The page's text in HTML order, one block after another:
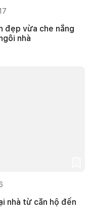
đẹp vừa che nắng
nhà
nhà từ căn hộ đến